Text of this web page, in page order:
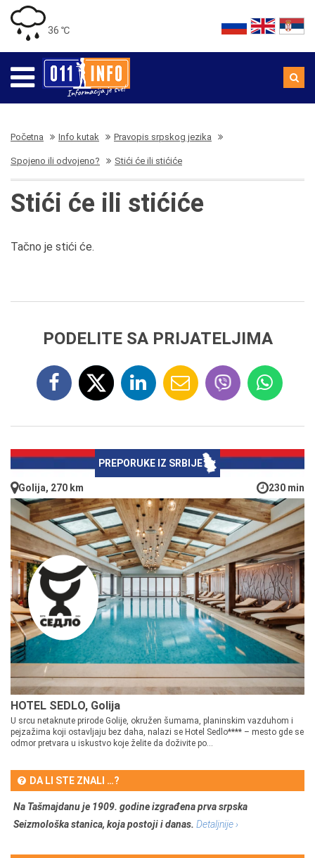
36 ℃
Početna Info kutak Pravopis srpskog jezika
Spojeno ili odvojeno? Stići će ili stićiće
Stići će ili stićiće
Tačno je stići će.
PODELITE SA PRIJATELJIMA
PREPORUKE IZ SRBIJE
Golija, 270 km 230 min
HOTEL SEDLO, Golija
U srcu netaknute prirode Golije, okružen šumama, planinskim vazduhom i
pejzažima koji ostavljaju bez daha, nalazi se Hotel Sedlo**** – mesto gde se
odmor pretvara u iskustvo koje želite da doživite po...
DA LI STE ZNALI …?
Na Tašmajdanu je 1909. godine izgrađena prva srpska
Seizmološka stanica, koja postoji i danas. Detaljnije ›